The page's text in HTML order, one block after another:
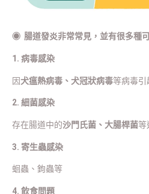
◉ 腸道發炎非常常見，並有很多種
1. 病毒感染
因犬瘟熱病毒、犬冠狀病毒等病毒引
2. 細菌感染
存在腸道中的沙門氏菌、大腸桿菌等
3. 寄生蟲感染
蛔蟲、鉤蟲等
4. 飲食問題